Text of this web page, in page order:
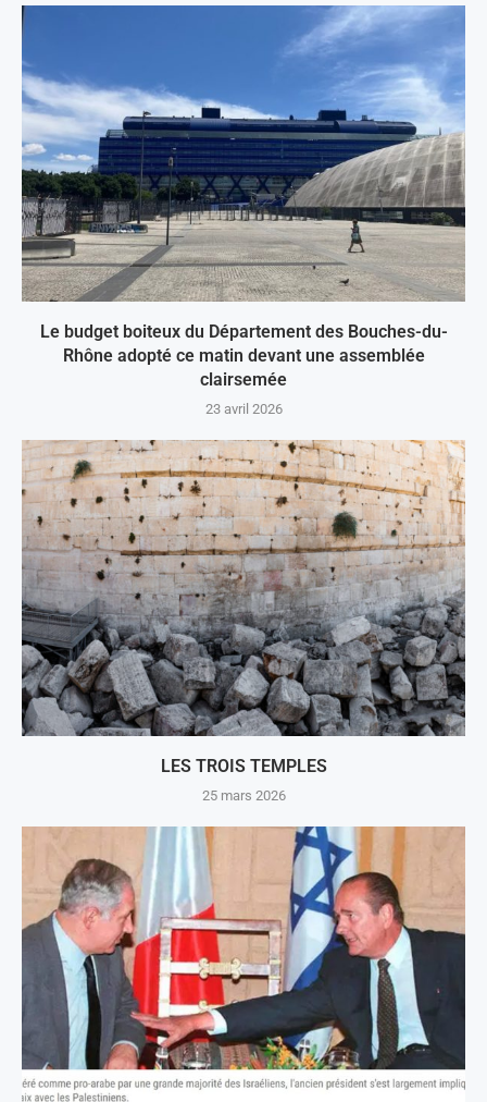
Le budget boiteux du Département des Bouches-du-
Rhône adopté ce matin devant une assemblée
clairsemée
23 avril 2026
LES TROIS TEMPLES
25 mars 2026